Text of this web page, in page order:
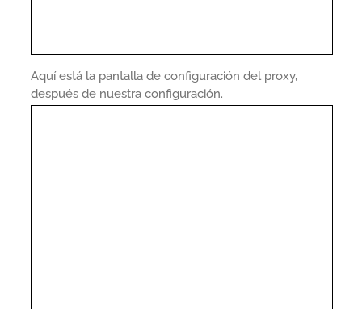
Aquí está la pantalla de configuración del proxy,
después de nuestra configuración.